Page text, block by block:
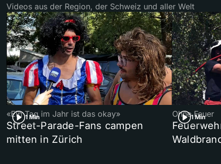
Videos aus der Region, der Schweiz und aller Welt
1 Min
«Ein Tag im Jahr ist das okay»
Street-Parade-Fans campen
mitten in Zürich
1 Min
Ohne Feuer